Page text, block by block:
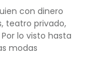
con dinero
teatro privado,
lo visto hasta
modas